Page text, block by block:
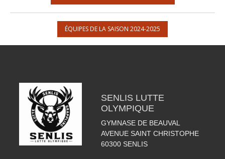
ÉQUIPES DE LA SAISON 2024-2025
SENLIS LUTTE
OLYMPIQUE
GYMNASE DE BEAUVAL
AVENUE SAINT CHRISTOPHE
60300 SENLIS